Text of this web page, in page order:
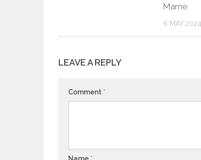
Marne
6 MAY 2024
LEAVE A REPLY
Comment *